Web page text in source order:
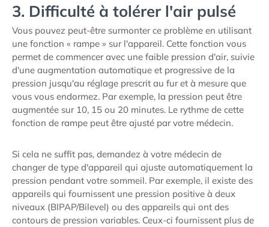
3. Difficulté à tolérer l'air pulsé
Vous pouvez peut-être surmonter ce problème en utilisant
une fonction « rampe » sur l'appareil. Cette fonction vous
permet de commencer avec une faible pression d'air, suivie
d'une augmentation automatique et progressive de la
pression jusqu'au réglage prescrit au fur et à mesure que
vous vous endormez. Par exemple, la pression peut être
augmentée sur 10, 15 ou 20 minutes. Le rythme de cette
fonction de rampe peut être ajusté par votre médecin.
Si cela ne suffit pas, demandez à votre médecin de
changer de type d'appareil qui ajuste automatiquement la
pression pendant votre sommeil. Par exemple, il existe des
appareils qui fournissent une pression positive à deux
niveaux (BIPAP/Bilevel) ou des appareils qui ont des
contours de pression variables. Ceux-ci fournissent plus de